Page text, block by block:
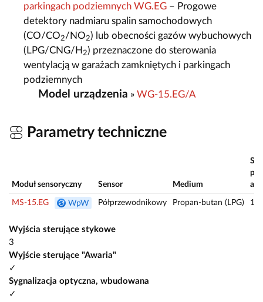
parkingach podziemnych WG.EG – Progowe
detektory nadmiaru spalin samochodowych
(CO/CO2/NO2) lub obecności gazów wybuchowych
(LPG/CNG/H 2) przeznaczone do sterowania
wentylacją w garażach zamkniętych i parkingach
podziemnych
Model urządzenia » WG-15.EG/A
Parametry techniczne
Moduł sensoryczny Sensor Medium
MS-15.EG WpW Półprzewodnikowy Propan-butan (LPG)
Wyjścia sterujące stykowe
3
Wyjście sterujące "Awaria"
✓
Sygnalizacja optyczna, wbudowana
✓